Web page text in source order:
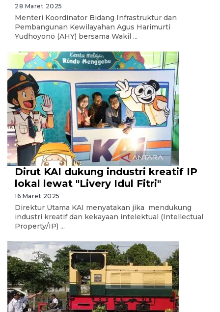
28 Maret 2025
Menteri Koordinator Bidang Infrastruktur dan
Pembangunan Kewilayahan Agus Harimurti
Yudhoyono (AHY) bersama Wakil ...
Dirut KAI dukung industri kreatif IP
lokal lewat "Livery Idul Fitri"
16 Maret 2025
Direktur Utama KAI menyatakan jika mendukung
industri kreatif dan kekayaan intelektual (Intellectual
Property/IP) ...